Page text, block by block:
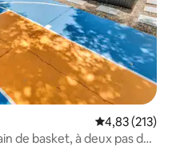
Évaluation
4,83 (213)
de basket, à deux pas du